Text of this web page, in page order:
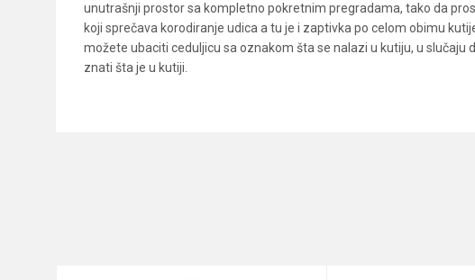
unutrašnji prostor sa kompletno pokretnim pregradama, tako da
koji sprečava korodiranje udica a tu je i zaptivka po celom obimu
možete ubaciti ceduljicu sa oznakom šta se nalazi u kutiju, u
znati šta je u kutiji.